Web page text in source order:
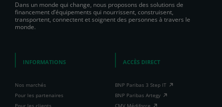
Dans un monde qui change, nous proposons des solutions de
financement d’équipements qui nourrissent, construisent,
transportent, connectent et soignent des personnes à travers le
monde.
INFORMATIONS
Nos marchés
Pour les partenaires
Pour les clients
ACCÈS DIRECT
BNP Paribas 3 Step IT
BNP Paribas Artegy
CMV Médiforce